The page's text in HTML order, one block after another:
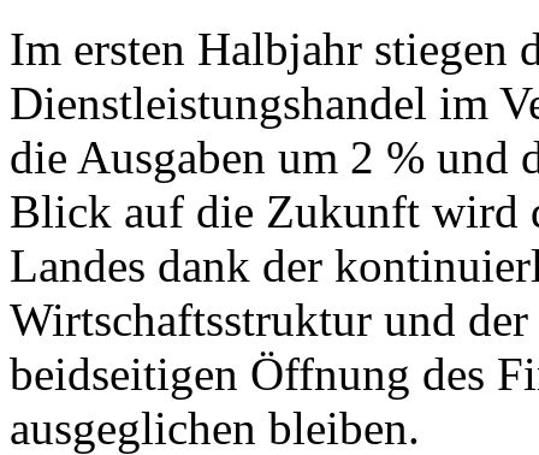
Im ersten Halbjahr stiegen
Dienstleistungshandel im
die Ausgaben um 2 %
Blick auf die Zukunft wird
Landes dank der
Wirtschaftsstruktur und
beidseitigen Öffnung des
ausgeglichen bleiben.